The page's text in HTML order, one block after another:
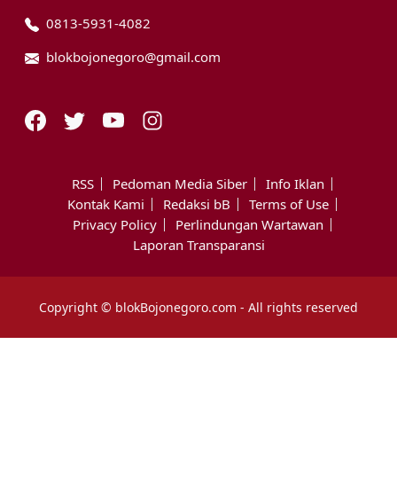
0813-5931-4082
blokbojonegoro@gmail.com
RSS Pedoman Media Siber
Info Iklan
Kontak Kami
Redaksi bB
Terms of Use
Privacy Policy
Perlindungan Wartawan
Laporan Transparansi
Copyright © blokBojonegoro.com - All rights reserved